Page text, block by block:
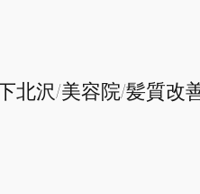
下北沢/美容院/髪質改